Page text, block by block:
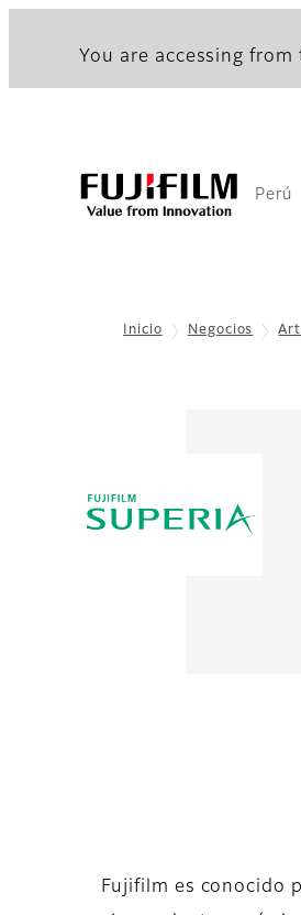
You are accessing
Perú
Inicio Negocios
Fujifilm es conocido